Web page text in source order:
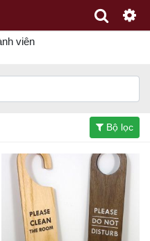
viên
Bộ lọc